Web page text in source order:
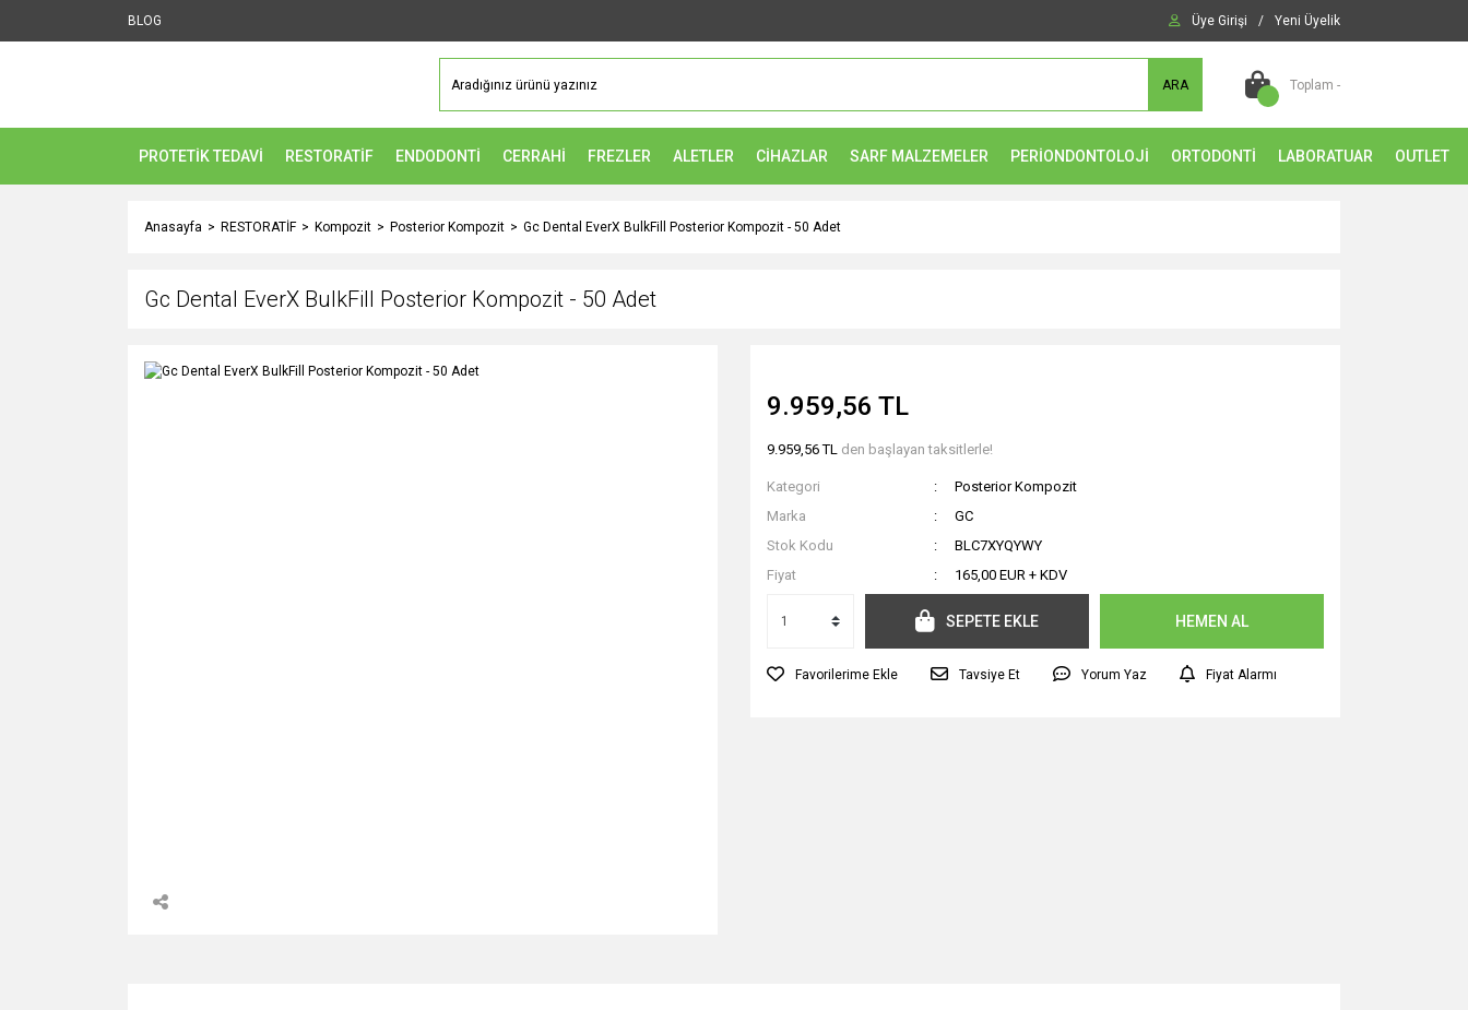
BLOG Üye Girişi / Yeni Üyelik
ARA Toplam -
PROTETİK TEDAVİ RESTORATİF ENDODONTİ CERRAHİ FREZLER ALETLER CİHAZLAR SARF MALZEMELER PERİONDONTOLOJİ ORTODONTİ LABORATUAR OUTLET
Anasayfa RESTORATİF Kompozit Posterior Kompozit Gc Dental EverX BulkFill Posterior Kompozit - 50 Adet
Gc Dental EverX BulkFill Posterior Kompozit - 50 Adet
9.959,56 TL
9.959,56 TL den başlayan taksitlerle!
Kategori
Posterior Kompozit
Marka
GC
Stok Kodu
BLC7XYQYWY
Fiyat
165,00 EUR + KDV
SEPETE EKLE HEMEN AL
Tavsiye Et Yorum Yaz Fiyat Alarmı